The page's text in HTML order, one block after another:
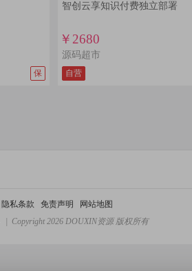
保
智创云享知识付费独立部署
￥2680
源码超市
自营
隐私条款 免责声明
网站地图
| Copyright 2026 DOUXIN资源 版权所有